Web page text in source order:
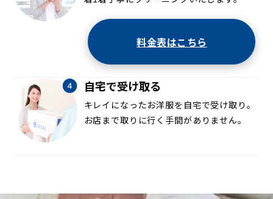
料金表はこちら
自宅で受け取る
キレイになったお洋服を自宅で受け取り。
お店まで取りに行く手間がありません。